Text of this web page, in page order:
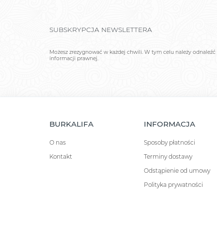
SUBSKRYPCJA NEWSLETTERA
Możesz zrezygnować w każdej chwili. W tym celu należy odnaleźć
informacji prawnej.
BURKALIFA
O nas
Kontakt
INFORMACJA
Sposoby płatności
Terminy dostawy
Odstąpienie od umowy
Polityka prywatności